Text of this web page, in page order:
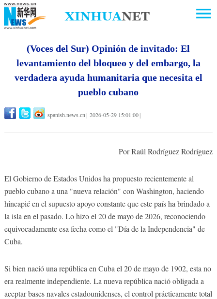
(Voces del Sur) Opinión de invitado: El
levantamiento del bloqueo y del embargo, la
verdadera ayuda humanitaria que necesita el
pueblo cubano
spanish.news.cn 2026-05-29 15:01:00
Por Raúl Rodríguez Rodríguez
El Gobierno de Estados Unidos ha propuesto recientemente al
pueblo cubano a una "nueva relación" con Washington, haciendo
hincapié en el supuesto apoyo constante que este país ha brindado a
la isla en el pasado. Lo hizo el 20 de mayo de 2026, reconociendo
equivocadamente esa fecha como el "Día de la Independencia" de
Cuba.
Si bien nació una república en Cuba el 20 de mayo de 1902, esta no
era realmente independiente. La nueva república nació obligada a
aceptar bases navales estadounidenses, el control prácticamente total